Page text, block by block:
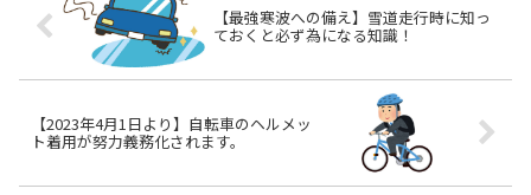
【最強寒波への備え】雪道走行時に知っ
ておくと必ず為になる知識！
【2023年4月1日より】自転車のヘルメッ
ト着用が努力義務化されます。